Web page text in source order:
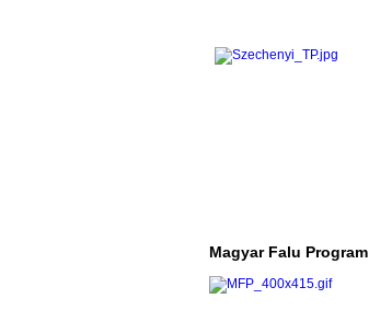
Magyar Falu Program